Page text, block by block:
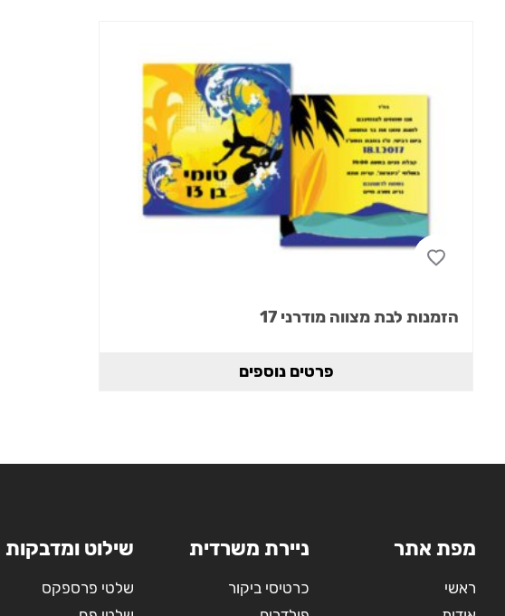
הזמנות לבת מצווה מודרני 17
פרטים נוספים
מפת אתר
ראשי
ניירת משרדית
כרטיסי ביקור
שילוט ומדבקות
שלטי פרספקס